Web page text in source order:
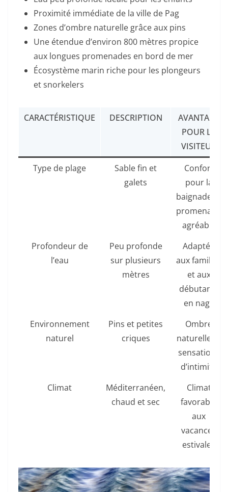
Proximité immédiate de la ville de Pag
Zones d’ombre naturelle grâce aux pins
Une étendue d’environ 800 mètres propice
aux longues promenades en bord de mer
Écosystème marin riche pour les plongeurs
et snorkelers
CARACTÉRISTIQUE DESCRIPTION
AVANTAGE
POUR LE
VISITEUR
Type de plage
Sable fin et
galets
Confort
pour la
baignade et
promenade
agréable
Profondeur de
l’eau
Peu profonde
sur plusieurs
mètres
Adaptée
aux familles
et aux
débutants
en nage
Environnement
naturel
Pins et petites
criques
Ombre
naturelle et
sensations
d’intimité
Climat
Méditerranéen,
chaud et sec
Climat
favorable
aux
vacances
estivales